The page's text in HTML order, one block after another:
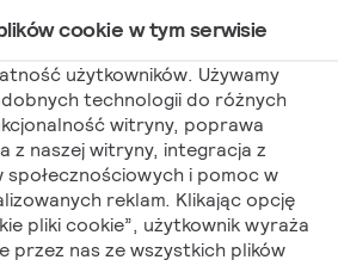
cookie w tym serwisie
użytkowników. Używamy
technologii do różnych
witryny, poprawa
z naszej witryny, integracja z
i pomoc w
reklam. Klikając opcję
pliki cookie”, użytkownik wyraża
przez nas ze wszystkich plików
[EN] LEDspots – lista zgodności
– lista